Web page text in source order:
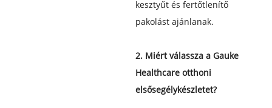
kesztyűt és fertőtlenítő
pakolást ajánlanak.
2. Miért válassza a Gauke
Healthcare otthoni
elsősegélykészletet?